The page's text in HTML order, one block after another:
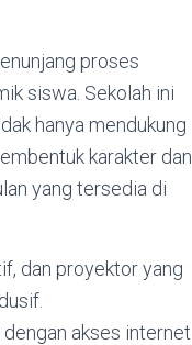
proses
siswa. Sekolah ini
hanya mendukung
karakter dan
yang tersedia di
dan proyektor yang
akses internet